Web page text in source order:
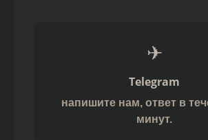
✈
Telegram
напишите нам, ответ в
минут.